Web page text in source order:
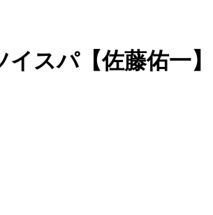
スパ【佐藤佑一】